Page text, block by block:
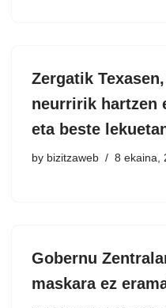
Zergatik
neurririk hartzen
eta beste
by bizitzaweb 8 ekaina,
Gobernu
maskara ez